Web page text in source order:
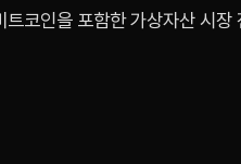
코인을 포함한 가상자산 시장